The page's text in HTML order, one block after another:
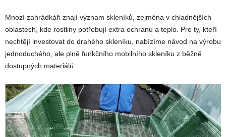
Mnozí zahrádkáři znají význam skleníků, zejména v chladnějších
oblastech, kde rostliny potřebují extra ochranu a teplo. Pro ty, kteří
nechtějí investovat do drahého skleníku, nabízíme návod na výrobu
jednoduchého, ale plně funkčního mobilního skleníku z běžně
dostupných materiálů.